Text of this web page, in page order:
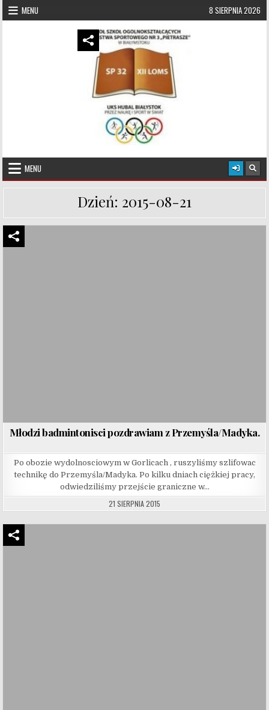
Skip to content
MENU 8 SIERPNIA 2026
UKS Hubal Białystok
MENU
Dzień: 2015-08-21
Młodzi badmintonisci pozdrawiam z Przemyśla/Madyka.
Po obozie wydolnosciowym w Gorlicach , ruszyliśmy szlifowac
technikę do Przemyśla/Madyka. Po kilku dniach ciężkiej pracy,
odwiedziliśmy przejście graniczne w…
21 SIERPNIA 2015